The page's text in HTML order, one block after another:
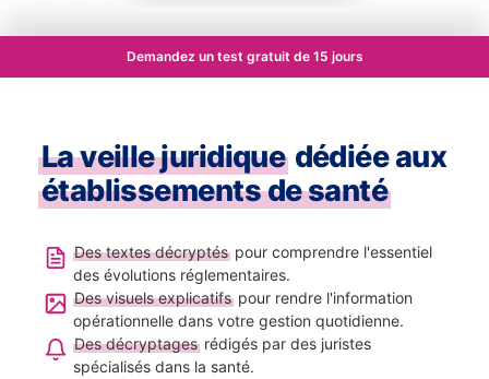
Demandez un test gratuit de 15 jours
La veille juridique dédiée aux
établissements de santé
Des textes décryptéspour comprendre l'essentiel
des évolutions réglementaires.
Des visuels explicatifspour rendre l'information
opérationnelle dans votre gestion quotidienne.
Des décryptagesrédigés par des juristes
spécialisés dans la santé.